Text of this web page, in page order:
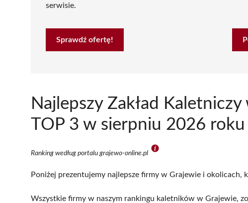
serwisie.
Sprawdź ofertę!
Najlepszy Zakład
TOP 3 w sierpniu 2026 roku
Ranking według portalu grajewo-online.pl
Poniżej prezentujemy najlepsze firmy w Grajewie i okolicach,
Wszystkie firmy w naszym rankingu kaletników w Grajewie,